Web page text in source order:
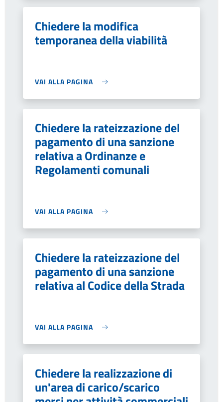
Chiedere la modifica
temporanea della viabilità
VAI ALLA PAGINA
Chiedere la rateizzazione del
pagamento di una sanzione
relativa a Ordinanze e
Regolamenti comunali
VAI ALLA PAGINA
Chiedere la rateizzazione del
pagamento di una sanzione
relativa al Codice della Strada
VAI ALLA PAGINA
Chiedere la realizzazione di
un'area di carico/scarico